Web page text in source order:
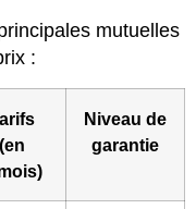
mutuelles
:
(en
Niveau de
garantie